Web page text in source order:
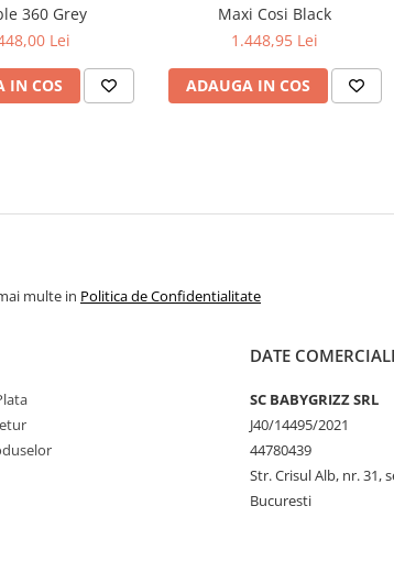
360 Grey
Lei
IN COS
Maxi Cosi Black
1.448,95 Lei
ADAUGA IN COS
multe in Politica de Confidentialitate
DATE
SC BABYGRIZZ SRL
J40/14495/2021
44780439
Str. Crisul Alb, nr. 31,
Bucuresti